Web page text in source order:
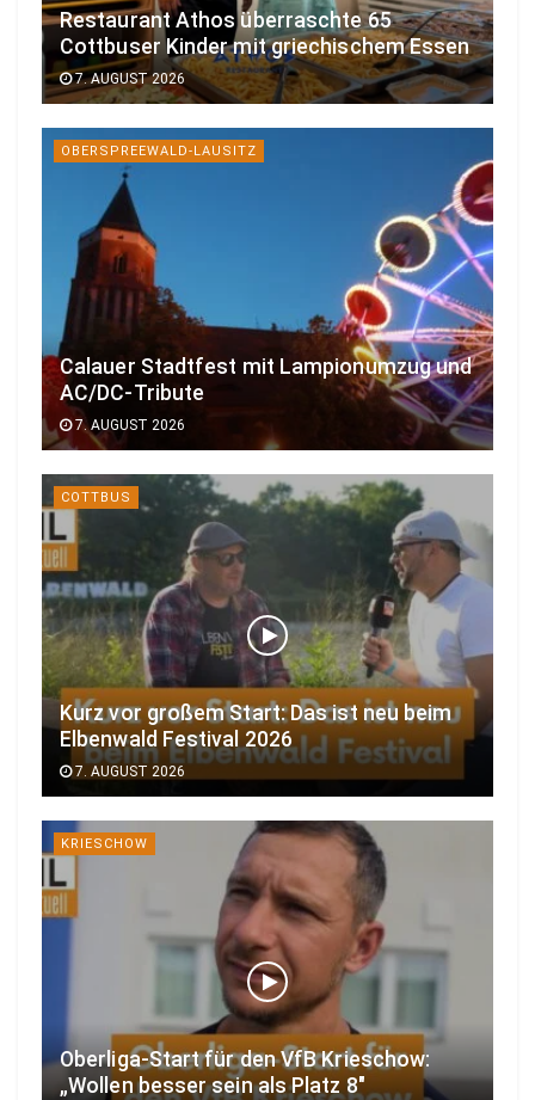
Restaurant Athos überraschte 65
Cottbuser Kinder mit griechischem Essen
7. AUGUST 2026
OBERSPREEWALD-LAUSITZ
Calauer Stadtfest mit Lampionumzug und
AC/DC-Tribute
7. AUGUST 2026
COTTBUS
Kurz vor großem Start: Das ist neu beim
Elbenwald Festival 2026
7. AUGUST 2026
KRIESCHOW
Oberliga-Start für den VfB Krieschow:
„Wollen besser sein als Platz 8″